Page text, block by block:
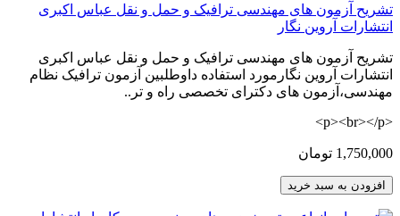
تشریح آزمون های مهندسی ترافیک و حمل و نقل عباس اکبری
انتشارات آروین نگار
تشریح آزمون های مهندسی ترافیک و حمل و نقل عباس اکبری
انتشارات آروین نگارمورد استفاده داوطلبین آزمون ترافیک نظام
مهندسی،آزمون های دکترای تخصصی راه و تر..
<p><br></p>
1,750,000 تومان
افزودن به سبد خرید